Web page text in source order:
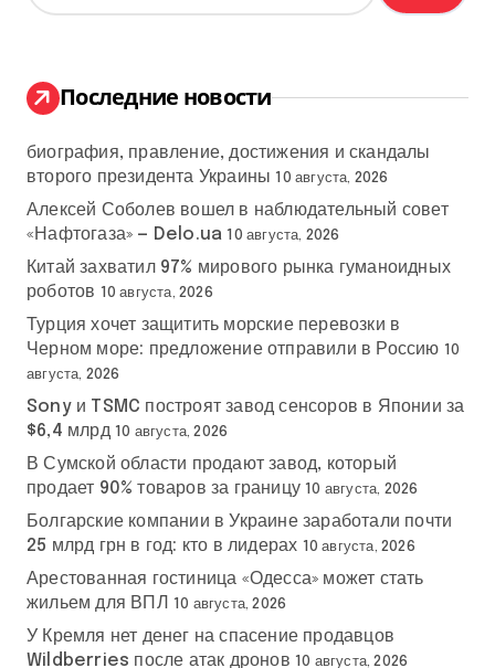
:
Последние новости
биография, правление, достижения и скандалы
второго президента Украины 10 августа, 2026
Алексей Соболев вошел в наблюдательный совет
«Нафтогаза» — Delo.ua 10 августа, 2026
Китай захватил 97% мирового рынка гуманоидных
роботов 10 августа, 2026
Турция хочет защитить морские перевозки в
Черном море: предложение отправили в Россию 10
августа, 2026
Sony и TSMC построят завод сенсоров в Японии за
$6,4 млрд 10 августа, 2026
В Сумской области продают завод, который
продает 90% товаров за границу 10 августа, 2026
Болгарские компании в Украине заработали почти
25 млрд грн в год: кто в лидерах 10 августа, 2026
Арестованная гостиница «Одесса» может стать
жильем для ВПЛ
10 августа, 2026
У Кремля нет денег на спасение продавцов
Wildberries после атак дронов 10 августа, 2026